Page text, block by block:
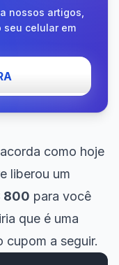
nossos artigos,
seu celular em
como hoje
liberou um
800 para você
que é uma
cupom a seguir.